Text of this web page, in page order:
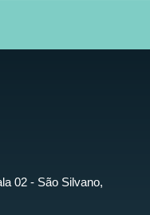
02 - São Silvano,